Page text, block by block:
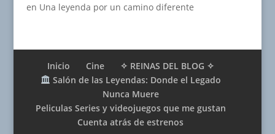
en Una leyenda por un camino diferente
Inicio Cine
✧ REINAS DEL BLOG ✧
Salón de las Leyendas: Donde el Legado
Nunca Muere
Peliculas Series y videojuegos que me gustan
Cuenta atrás de estrenos